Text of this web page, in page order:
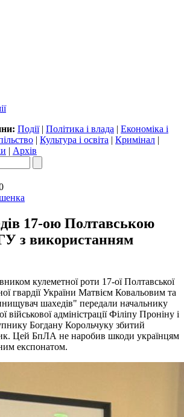
Події| Політика і влада | Економіка і
| Культура і освіта | Кримінал |
| Архів
17-ою Полтавською
з використанням
кулеметної роти 17-ої Полтавської
гвардії України Матвієм Ковальовим та
шахедів" передали начальнику
військової адміністрації Філіпу Проніну і
Богдану Корольчуку збитий
Цей БпЛА не наробив шкоди українцям
експонатом.